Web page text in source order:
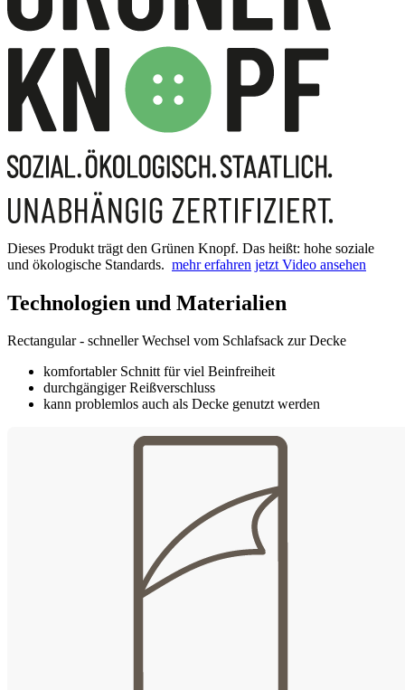
Dieses Produkt trägt den Grünen Knopf. Das heißt: hohe soziale
und ökologische Standards. mehr erfahren jetzt Video ansehen
Technologien und Materialien
Rectangular - schneller Wechsel vom Schlafsack zur Decke
komfortabler Schnitt für viel Beinfreiheit
durchgängiger Reißverschluss
kann problemlos auch als Decke genutzt werden